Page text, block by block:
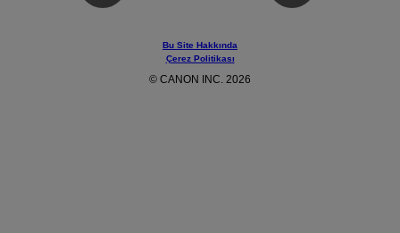
Bu Site Hakkında
Çerez Politikası
© CANON INC. 2026